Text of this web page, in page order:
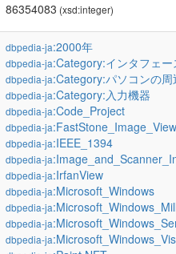
86354083 (xsd:integer)
dbpedia-ja:2000年
dbpedia-ja:Category:インタフェー
dbpedia-ja:Category:パソコンの周
dbpedia-ja:Category:入力機器
dbpedia-ja:Code_Project
dbpedia-ja
dbpedia-ja:IEEE_1394
dbpedia-ja
dbpedia-ja:IrfanView
dbpedia-ja:Microsoft_Windows
dbpedia-ja
dbpedia-ja
dbpedia-ja